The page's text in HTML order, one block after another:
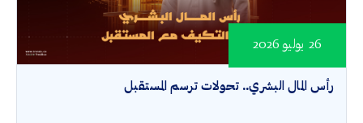
رأس المال البشري.. تحولات ترسم المستقبل
26 يوليو 2026